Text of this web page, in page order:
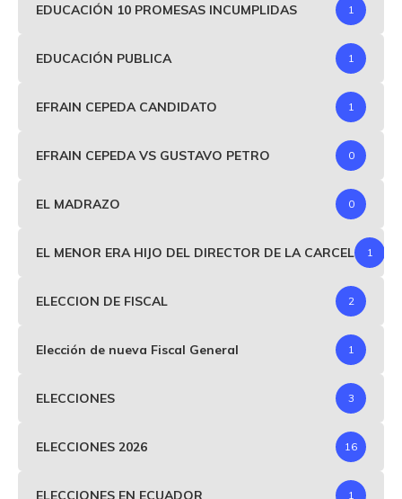
EDUCACIÓN 10 PROMESAS INCUMPLIDAS 1
EDUCACIÓN PUBLICA 1
EFRAIN CEPEDA CANDIDATO 1
EFRAIN CEPEDA VS GUSTAVO PETRO 0
EL MADRAZO 0
EL MENOR ERA HIJO DEL DIRECTOR DE LA CARCEL 1
ELECCION DE FISCAL 2
Elección de nueva Fiscal General 1
ELECCIONES 3
ELECCIONES 2026 16
ELECCIONES EN ECUADOR 1